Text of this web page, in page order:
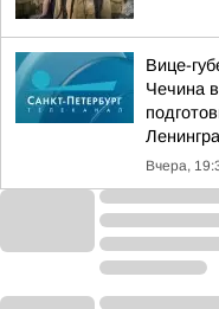
Вице-
Чечина
Вчера,